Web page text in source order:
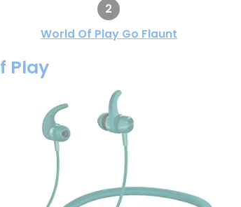
2
World Of Play Go Flaunt
Play